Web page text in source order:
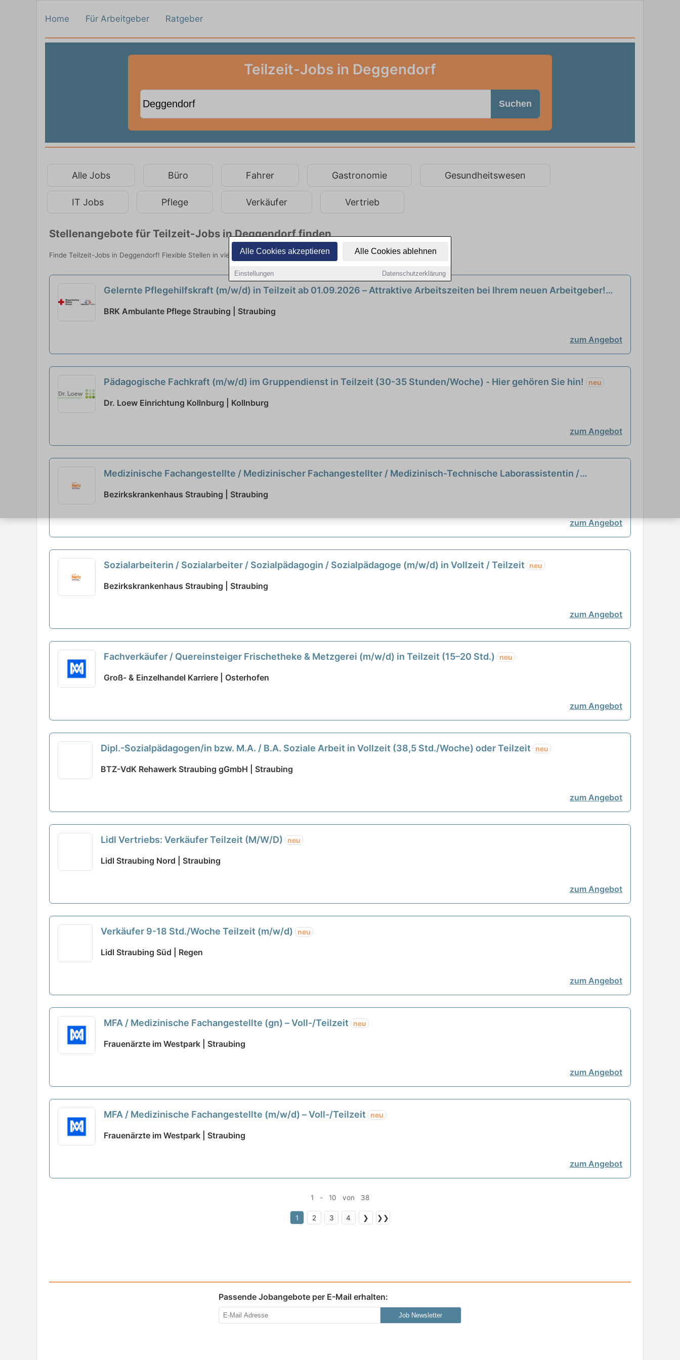
Alle Cookies akzeptieren Alle Cookies ablehnen
Einstellungen Datenschutzerklärung
Home Für Arbeitgeber Ratgeber
Teilzeit-Jobs in Deggendorf
Suchen
Alle Jobs Büro Fahrer Gastronomie Gesundheitswesen
IT Jobs Pflege Verkäufer Vertrieb
Stellenangebote für Teilzeit-Jobs in Deggendorf finden
Finde Teilzeit-Jobs in Deggendorf! Flexible Stellen in vielen Branchen. Jetzt bewerben!
Gelernte Pflegehilfskraft (m/w/d) in Teilzeit ab 01.09.2026 – Attraktive Arbeitszeiten bei Ihrem neuen Arbeitgeber!
BRK Ambulante Pflege Straubing | Straubing
zum Angebot
Pädagogische Fachkraft (m/w/d) im Gruppendienst in Teilzeit (30-35 Stunden/Woche) - Hier gehören Sie hin! neu
Dr. Loew Einrichtung Kollnburg | Kollnburg
zum Angebot
Medizinische Fachangestellte / Medizinischer Fachangestellter / Medizinisch-Technische Laborassistentin /
Medizinisch-Technischer Laborassistent (m/w/d) in Teilzeit
Bezirkskrankenhaus Straubing | Straubing
zum Angebot
Sozialarbeiterin / Sozialarbeiter / Sozialpädagogin / Sozialpädagoge (m/w/d) in Vollzeit / Teilzeit neu
Bezirkskrankenhaus Straubing | Straubing
zum Angebot
Fachverkäufer / Quereinsteiger Frischetheke & Metzgerei (m/w/d) in Teilzeit (15–20 Std.) neu
Groß- & Einzelhandel Karriere | Osterhofen
zum Angebot
Dipl.-Sozialpädagogen/in bzw. M.A. / B.A. Soziale Arbeit in Vollzeit (38,5 Std./Woche) oder Teilzeit neu
BTZ-VdK Rehawerk Straubing gGmbH | Straubing
zum Angebot
Lidl Vertriebs: Verkäufer Teilzeit (M/W/D) neu
Lidl Straubing Nord | Straubing
zum Angebot
Verkäufer 9-18 Std./Woche Teilzeit (m/w/d) neu
Lidl Straubing Süd | Regen
zum Angebot
MFA / Medizinische Fachangestellte (gn) – Voll-/Teilzeit neu
Frauenärzte im Westpark | Straubing
zum Angebot
MFA / Medizinische Fachangestellte (m/w/d) – Voll-/Teilzeit neu
Frauenärzte im Westpark | Straubing
zum Angebot
1 - 10 von 38
1 2 3 4 ❯ ❯❯
Passende Jobangebote per E-Mail erhalten:
Job Newsletter